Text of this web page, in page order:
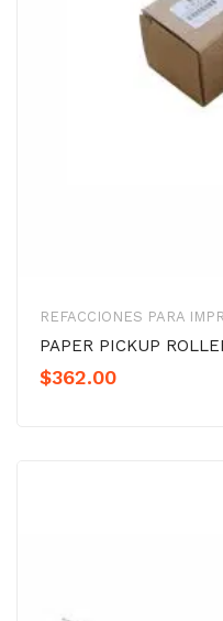
REFACCIONES PARA
PAPER PICKUP
$362.00